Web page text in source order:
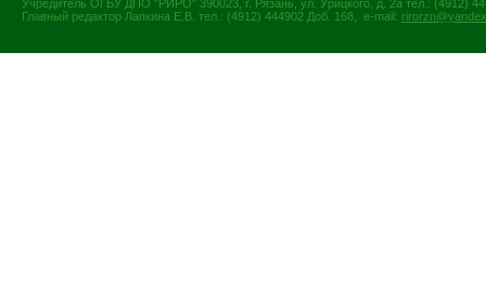
Учредитель ОГБУ ДПО "РИРО" 390023, г. Рязань, ул. Урицкого, д. 2а тел.: (4912)
Главный редактор Лапкина Е.В. тел.: (4912) 444902 Доб. 168, e-mail: